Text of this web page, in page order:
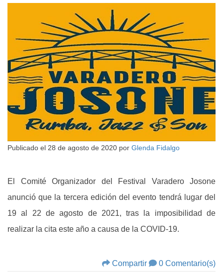
Publicado el 28 de agosto de 2020 por Glenda Fidalgo
El Comité Organizador del Festival Varadero Josone
anunció que la tercera edición del evento tendrá lugar del
19 al 22 de agosto de 2021, tras la imposibilidad de
realizar la cita este año a causa de la COVID-19.
Compartir 0 Comentario(s)